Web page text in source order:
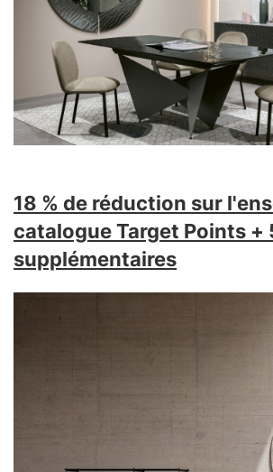
18 % de réduction sur
catalogueTarget Points +
supplémentaires